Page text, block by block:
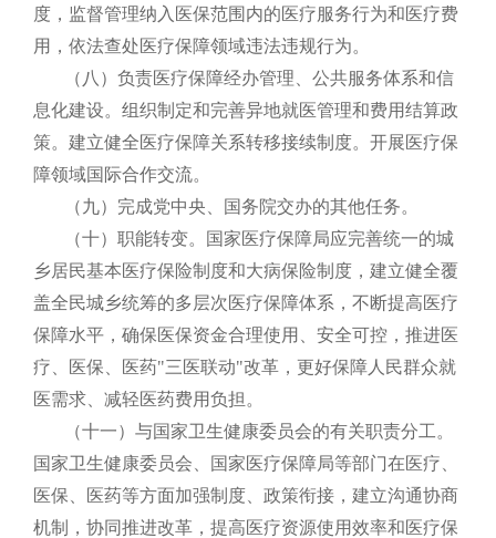
度，监督管理纳入医保范围内的医疗服务行为和医疗费
用，依法查处医疗保障领域违法违规行为。
（八）负责医疗保障经办管理、公共服务体系和信
息化建设。组织制定和完善异地就医管理和费用结算政
策。建立健全医疗保障关系转移接续制度。开展医疗保
障领域国际合作交流。
（九）完成党中央、国务院交办的其他任务。
（十）职能转变。国家医疗保障局应完善统一的城
乡居民基本医疗保险制度和大病保险制度，建立健全覆
盖全民城乡统筹的多层次医疗保障体系，不断提高医疗
保障水平，确保医保资金合理使用、安全可控，推进医
疗、医保、医药"三医联动"改革，更好保障人民群众就
医需求、减轻医药费用负担。
（十一）与国家卫生健康委员会的有关职责分工。
国家卫生健康委员会、国家医疗保障局等部门在医疗、
医保、医药等方面加强制度、政策衔接，建立沟通协商
机制，协同推进改革，提高医疗资源使用效率和医疗保